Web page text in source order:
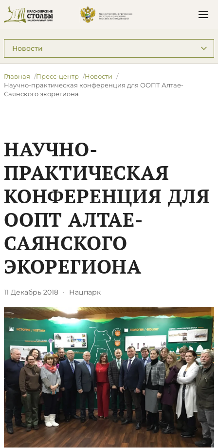
Подразделы: Пресс-центр
Главная Пресс-центр
Новости
Научно-практическая конференция для ООПТ Алтае-
Саянского экорегиона
НАУЧНО-
ПРАКТИЧЕСКАЯ
КОНФЕРЕНЦИЯ ДЛЯ
ООПТ АЛТАЕ-
САЯНСКОГО
ЭКОРЕГИОНА
11 Декабрь 2018 · Нацпарк